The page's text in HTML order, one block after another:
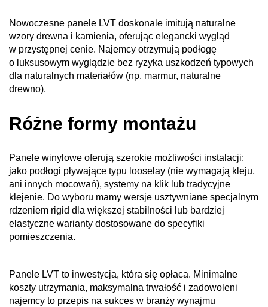
Nowoczesne panele LVT doskonale imitują naturalne
wzory drewna i kamienia, oferując elegancki wygląd
w przystępnej cenie. Najemcy otrzymują podłogę
o luksusowym wyglądzie bez ryzyka uszkodzeń typowych
dla naturalnych materiałów (np. marmur, naturalne
drewno).
Różne formy montażu
Panele winylowe oferują szerokie możliwości instalacji:
jako podłogi pływające typu looselay (nie wymagają kleju,
ani innych mocowań), systemy na klik lub tradycyjne
klejenie. Do wyboru mamy wersje usztywniane specjalnym
rdzeniem rigid dla większej stabilności lub bardziej
elastyczne warianty dostosowane do specyfiki
pomieszczenia.
Panele LVT to inwestycja, która się opłaca. Minimalne
koszty utrzymania, maksymalna trwałość i zadowoleni
najemcy to przepis na sukces w branży wynajmu